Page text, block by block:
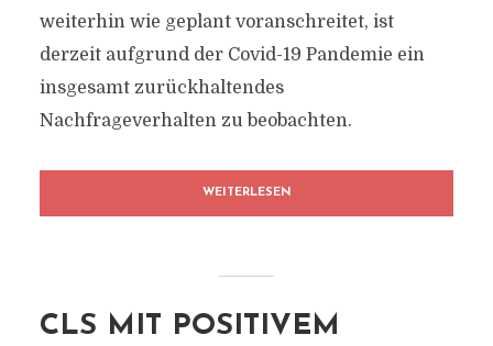
weiterhin wie geplant voranschreitet, ist
derzeit aufgrund der Covid-19 Pandemie ein
insgesamt zurückhaltendes
Nachfrageverhalten zu beobachten.
WEITERLESEN
CLS MIT POSITIVEM